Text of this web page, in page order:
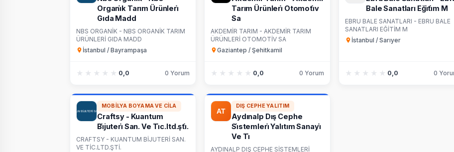
Organi̇k Tarım Ürünleri̇
Gıda Madd
NBS ORGANİK - NBS ORGANİK TARIM
ÜRÜNLERİ GIDA MADD
İstanbul / Bayrampaşa
★★★★★
★★★★★ 0,0 0 Yorum
Tarım Ürünleri̇ Otomoti̇v
Sa
AKDEMİR TARIM - AKDEMİR TARIM
ÜRÜNLERİ OTOMOTİV SA
Gaziantep / Şehitkamil
★★★★★
★★★★★ 0,0 0 Yorum
Bale Sanatları Eği̇ti̇m M
EBRU BALE SANATLARI - EBRU BALE
SANATLARI EĞİTİM M
İstanbul / Sarıyer
★★★★★
★★★★★ 0,0 0
MOBILYA BOYAMA VE CILA
Craftsy - Kuantum
Bi̇juteri̇ San. Ve Ti̇c.ltd.şti̇.
CRAFTSY - KUANTUM BİJUTERİ SAN.
VE TİC.LTD.ŞTİ.
DIŞ CEPHE YALITIM
Aydınalp Dış Cephe
Si̇stemleri̇ Yalıtım Sanayi̇
Ve Ti̇
AYDINALP DIŞ CEPHE SİSTEMLERİ